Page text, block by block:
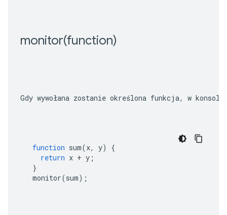
monitor(function)
Gdy wywołana zostanie określona funkcja, w
function sum(x, y)
{
return x + y ;
}
monitor(sum);